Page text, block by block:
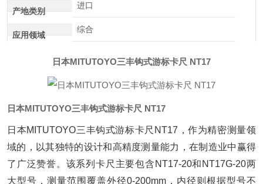
产地类别
进口
应用领域
综合
日本MITUTOYO三丰钩式游标卡尺 NT17
日本MITUTOYO三丰钩式游标卡尺 NT17
日本MITUTOYO三丰钩式游标卡尺NT17，作为精密测量领
域的，以其独特的设计和高精度测量能力，在制造业中赢得
了广泛赞誉。该系列卡尺主要包含NT17-20和NT17G-20两
大型号，测量范围覆盖外径0-200mm，内径则根据型号不